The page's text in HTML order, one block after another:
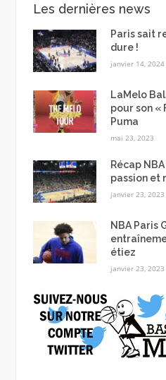
Les dernières news
Paris sait
dure !
janvier 14, 2024
LaMelo
pour son «
Puma
mai 23, 2023
Récap
passion et
janvier 23, 2023
NBA Paris
étiez
janvier 23, 2023